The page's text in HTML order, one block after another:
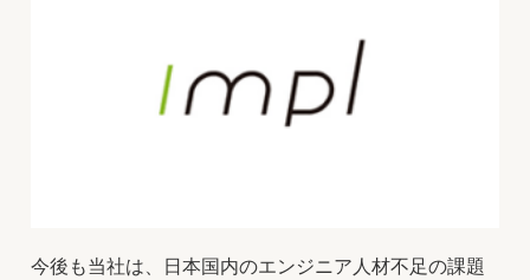
今後も当社は、日本国内のエンジニア人材不足の課題